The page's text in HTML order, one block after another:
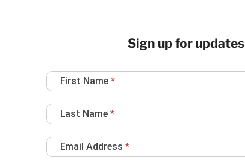
Sign up for updates
Newsletter
Sign
Up
First Name *
Last Name *
Email Address *